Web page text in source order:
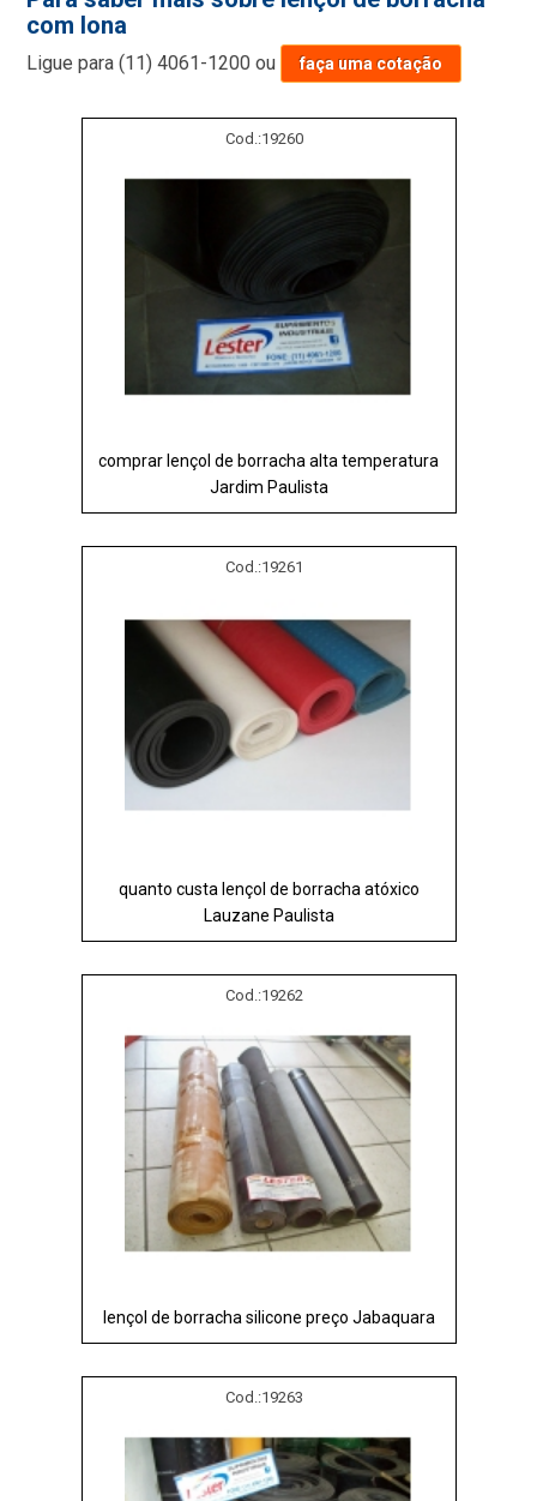
com lona
Ligue para(11) 4061-1200 ou faça uma cotação
Cod.:19260
comprar lençol de borracha alta temperatura
Jardim Paulista
Cod.:19261
quanto custa lençol de borracha atóxico
Lauzane Paulista
Cod.:19262
lençol de borracha silicone preço Jabaquara
Cod.:19263